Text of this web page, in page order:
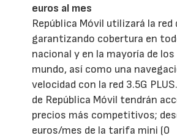
euros al mes
República Móvil utilizará la red
garantizando cobertura en
nacional y en la mayoría de los
mundo, así como una
velocidad con la red 3.5G
de República Móvil tendrán
precios más competitivos;
euros/mes de la tarifa mini (0